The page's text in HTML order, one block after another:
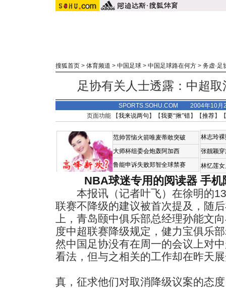
搜狐首页 > 体育频道 > 中国足球 > 中国足球路在何方 > 务虚·足
足协有关人士透露：中超
SPORTS.SOHU.COM 2004年10月
页面功能 【我来说两句 】【我要“揪”错】【推荐】
范帅苦恼火箭唯麦蒂敢突破
大师杯组委会炮轰阿加西
鲁能申诉失败郑智全球禁赛
林志玲
张靓颖
林忆莲
NBA球迷专用的阅读器 手机
本报讯（记者叶飞）在徐明的13
联赛不降级的建议被首次提及，随
上，青岛颐中俱乐部总经理孙能文
度中超联赛降级规定，健力宝俱乐
然中国足协没有在周一的会议上对
看法，但与之相关的工作却在昨天
真，征求他们对取消降级议案的态